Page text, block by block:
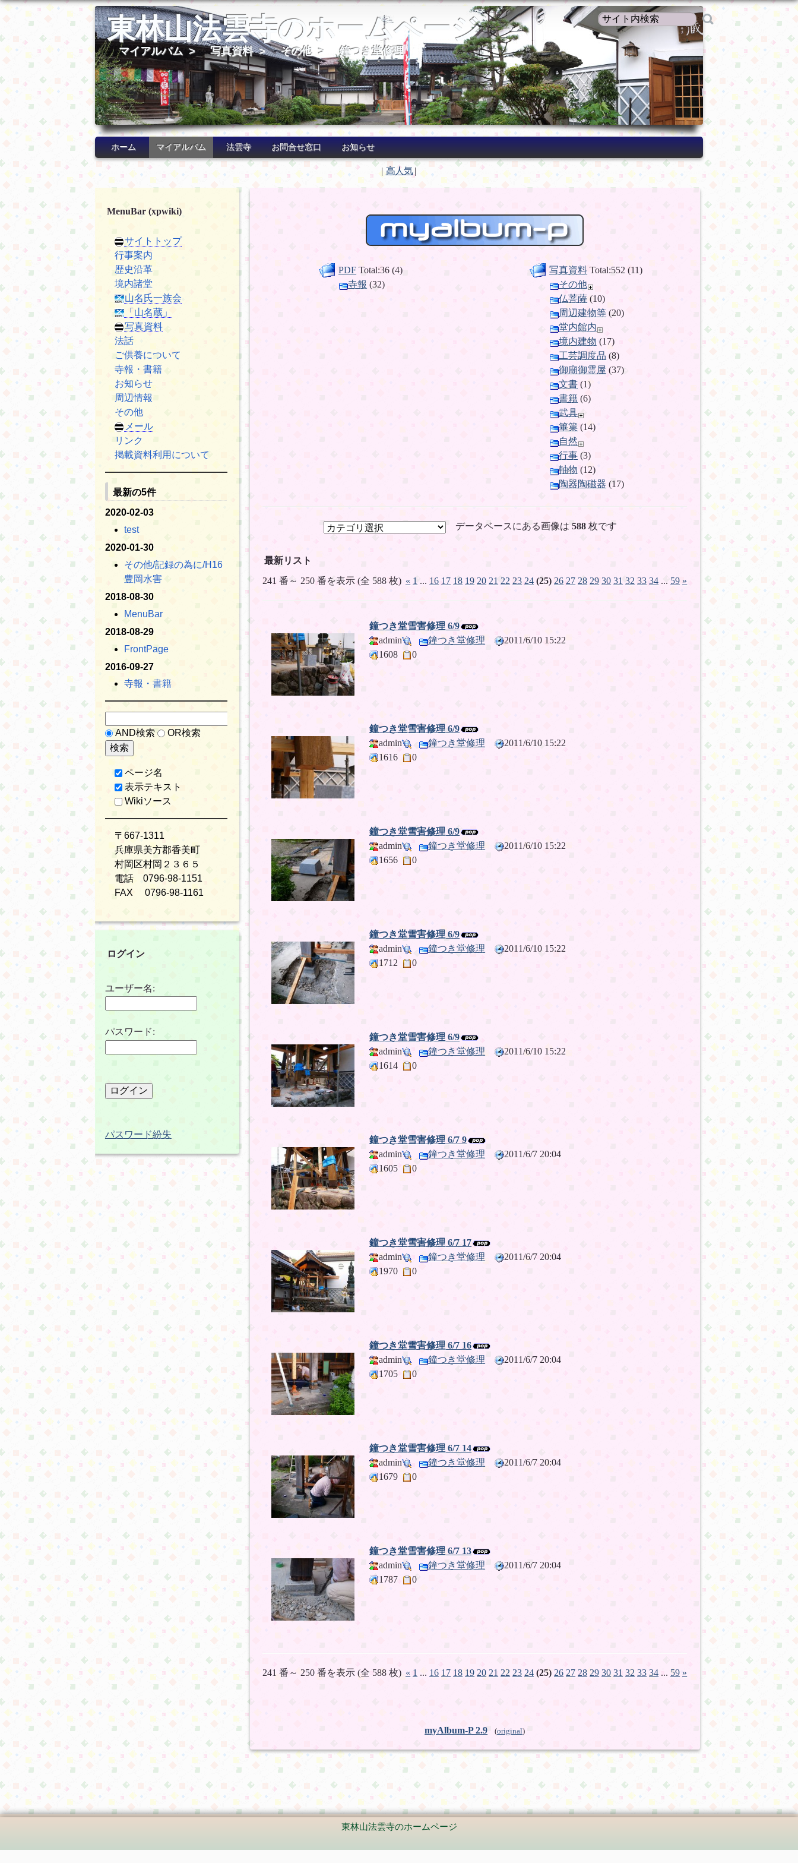
東林山法雲寺のホームページ
マイアルバム > 写真資料> その他 > 鐘つき堂修理
ホーム マイアルバム 法雲寺 お問合せ窓口 お知らせ
|高人気|
PDF Total:36 (4)
寺報 (32)
写真資料 Total:552 (11)
その他
仏菩薩 (10)
周辺建物等 (20)
堂内館内
境内建物 (17)
工芸調度品 (8)
御廟御霊屋 (37)
文書 (1)
書籍 (6)
武具
篳篥 (14)
自然
行事 (3)
軸物 (12)
陶器陶磁器 (17)
データベースにある画像は 588枚です
最新リスト
241 番～ 250 番を表示 (全 588 枚) « 1 ... 16 17 18 19 20 21 22 23 24 (25) 26 27 28 29 30 31 32 33 34 ... 59 »
鐘つき堂雪害修理 6/9
admin
鐘つき堂修理
2011/6/10 15:22
1608
0
鐘つき堂雪害修理 6/9
admin
鐘つき堂修理
2011/6/10 15:22
1616
0
鐘つき堂雪害修理 6/9
admin
鐘つき堂修理
2011/6/10 15:22
1656
0
鐘つき堂雪害修理 6/9
admin
鐘つき堂修理
2011/6/10 15:22
1712
0
鐘つき堂雪害修理 6/9
admin
鐘つき堂修理
2011/6/10 15:22
1614
0
鐘つき堂雪害修理 6/7 9
admin
鐘つき堂修理
2011/6/7 20:04
1605
0
鐘つき堂雪害修理 6/7 17
admin
鐘つき堂修理
2011/6/7 20:04
1970
0
鐘つき堂雪害修理 6/7 16
admin
鐘つき堂修理
2011/6/7 20:04
1705
0
鐘つき堂雪害修理 6/7 14
admin
鐘つき堂修理
2011/6/7 20:04
1679
0
鐘つき堂雪害修理 6/7 13
admin
鐘つき堂修理
2011/6/7 20:04
1787
0
241 番～ 250 番を表示 (全 588 枚) « 1 ... 16 17 18 19 20 21 22 23 24 (25) 26 27 28 29 30 31 32 33 34 ... 59 »
myAlbum-P 2.9 (original)
MenuBar (xpwiki)
サイトトップ
行事案内
歴史沿革
境内諸堂
山名氏一族会
「山名蔵」
写真資料
法話
ご供養について
寺報・書籍
お知らせ
周辺情報
その他
メール
リンク
掲載資料利用について
最新の5件
2020-02-03
test
2020-01-30
その他​/記録の為に​/H16
豊岡水害
2018-08-30
MenuBar
2018-08-29
FrontPage
2016-09-27
寺報・書籍
AND検索 OR検索
ページ名
表示テキスト
Wikiソース
〒667-1311
兵庫県美方郡香美町
村岡区村岡２３６５
電話 0796-98-1151
FAX 0796-98-1161
ログイン
ユーザー名:
パスワード:
パスワード紛失
東林山法雲寺のホームページ